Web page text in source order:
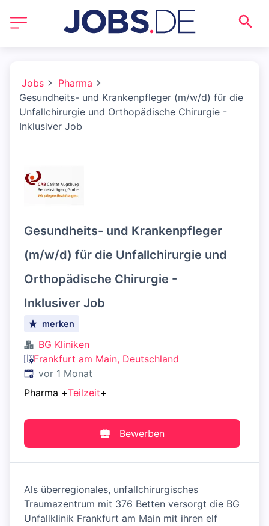
Jobs
Pharma
Gesundheits- und Krankenpfleger (m/w/d) für die
Unfallchirurgie und Orthopädische Chirurgie -
Inklusiver Job
Gesundheits- und Krankenpfleger
(m/w/d) für die Unfallchirurgie und
Orthopädische Chirurgie -
Inklusiver Job
merken
BG Kliniken
Frankfurt am Main, Deutschland
Veröffentlicht:
vor 1 Monat
Pharma +Teilzeit+
Bewerben
Als überregionales, unfallchirurgisches
Traumazentrum mit 376 Betten versorgt die BG
Unfallklinik Frankfurt am Main mit ihren elf